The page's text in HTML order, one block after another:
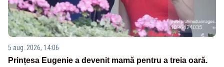
5 aug. 2026, 14:06
Prințesa Eugenie a devenit mamă pentru a treia oară.